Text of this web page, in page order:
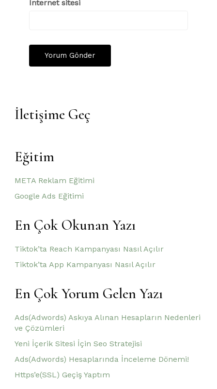
İnternet sitesi
İletişime Geç
Eğitim
META Reklam Eğitimi
Google Ads Eğitimi
En Çok Okunan Yazı
Tiktok’ta Reach Kampanyası Nasıl Açılır
Tiktok’ta App Kampanyası Nasıl Açılır
En Çok Yorum Gelen Yazı
Ads(Adwords) Askıya Alınan Hesapların Nedenleri
ve Çözümleri
Yeni İçerik Sitesi İçin Seo Stratejisi
Ads(Adwords) Hesaplarında İnceleme Dönemi!
Https’e(SSL) Geçiş Yaptım